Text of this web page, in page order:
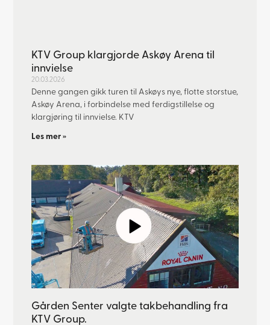
KTV Group klargjorde Askøy Arena til
innvielse
20.03.2026
Denne gangen gikk turen til Askøys nye, flotte storstue,
Askøy Arena, i forbindelse med ferdigstillelse og
klargjøring til innvielse. KTV
Les mer »
Gården Senter valgte takbehandling fra
KTV Group.